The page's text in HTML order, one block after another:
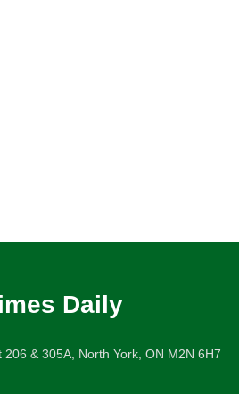
Daily
& 305A, North York, ON M2N 6H7